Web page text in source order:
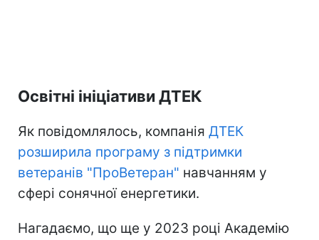
Освітні ініціативи ДТЕК
Як повідомлялось, компанія ДТЕК
розширила програму з підтримки
ветеранів "ПроВетеран" навчанням у
сфері сонячної енергетики.
Нагадаємо, що ще у 2023 році Академію